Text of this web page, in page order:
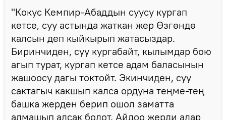
"Кокус Кемпир-Абаддын суусу кургап
кетсе, суу астында жаткан жер Өзгөндө
калсын деп кыйкырып жатасыздар.
Биринчиден, суу кургабайт, кылымдар бою
агып турат, кургап кетсе адам баласынын
жашоосу дагы токтойт. Экинчиден, суу
сактагыч какшып калса ордуна теңме-тең
башка жерден берип ошол заматта
алмашып алсак болот. Айдоо жерди алар